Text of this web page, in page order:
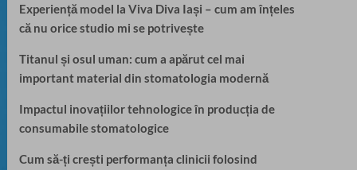
Experiență model la Viva Diva Iași – cum am înțeles
că nu orice studio mi se potrivește
Titanul și osul uman: cum a apărut cel mai
important material din stomatologia modernă
Impactul inovațiilor tehnologice în producția de
consumabile stomatologice
Cum să-ți crești performanța clinicii folosind